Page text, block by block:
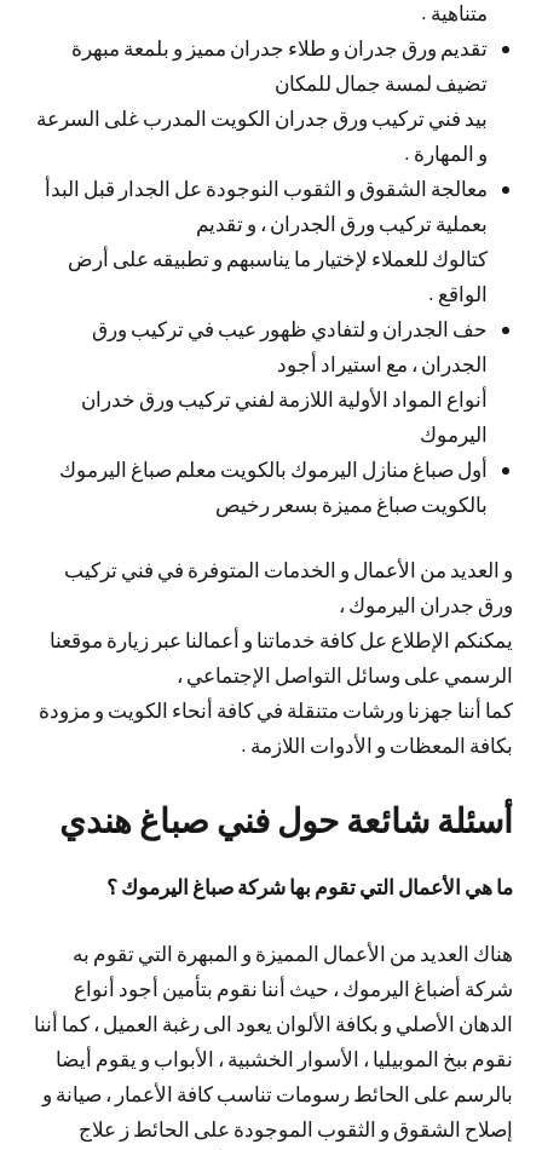
متناهية .
تقديم ورق جدران و طلاء جدران مميز و بلمعة مبهرة
تضيف لمسة جمال للمكان
بيد فني تركيب ورق جدران الكويت المدرب غلى السرعة
و المهارة .
معالجة الشقوق و الثقوب النوجودة عل الجدار قبل البدأ
بعملية تركيب ورق الجدران ، و تقديم
كتالوك للعملاء لإختيار ما يناسبهم و تطبيقه على أرض
الواقع .
حف الجدران و لتفادي ظهور عيب في تركيب ورق
الجدران ، مع استيراد أجود
أنواع المواد الأولية اللازمة لفني تركيب ورق خدران
اليرموك
أول صباغ منازل اليرموك بالكويت معلم صباغ اليرموك
بالكويت صباغ مميزة بسعر رخيص
و العديد من الأعمال و الخدمات المتوفرة في فني تركيب
ورق جدران اليرموك ،
يمكنكم الإطلاع عل كافة خدماتنا و أعمالنا عبر زيارة موقعنا
الرسمي على وسائل التواصل الإجتماعي ،
كما أننا جهزنا ورشات متنقلة في كافة أنحاء الكويت و مزودة
بكافة المعظات و الأدوات اللازمة .
أسئلة شائعة حول فني صباغ هندي
ما هي الأعمال التي تقوم بها شركة صباغ اليرموك ؟
هناك العديد من الأعمال المميزة و المبهرة التي تقوم به
شركة أضباغ اليرموك ، حيث أننا نقوم بتأمين أجود أنواع
الدهان الأصلي و بكافة الألوان يعود الى رغبة العميل ، كما أننا
نقوم ببخ الموبيليا ، الأسوار الخشبية ، الأبواب و يقوم أيضا
بالرسم على الحائط رسومات تناسب كافة الأعمار ، صيانة و
إصلاح الشقوق و الثقوب الموجودة على الحائط ز علاج